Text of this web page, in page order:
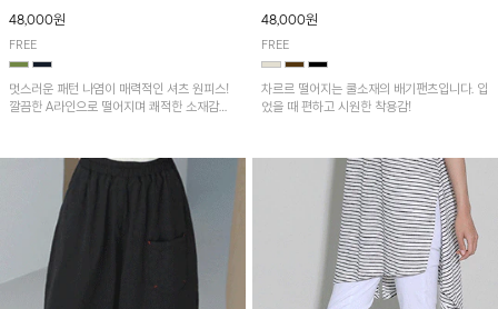
48,000원
FREE
멋스러운 패턴 나염이 매력적인 셔츠 원피스!
깔끔한 A라인으로 떨어지며 쾌적한 소재감으
48,000원
FREE
차르르 떨어지는 쿨소재의 배기팬츠입니다. 입
었을 때 편하고 시원한 착용감!